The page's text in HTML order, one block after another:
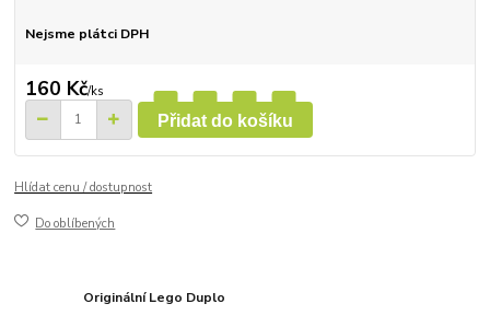
Nejsme plátci DPH
160 Kč/ks
Přidat do košíku
Hlídat cenu / dostupnost
Do oblíbených
Originální Lego Duplo